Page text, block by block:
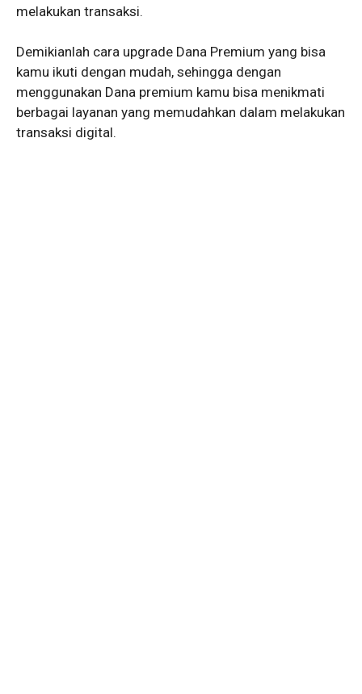
melakukan transaksi.
Demikianlah cara upgrade Dana Premium yang bisa
kamu ikuti dengan mudah, sehingga dengan
menggunakan Dana premium kamu bisa menikmati
berbagai layanan yang memudahkan dalam melakukan
transaksi digital.